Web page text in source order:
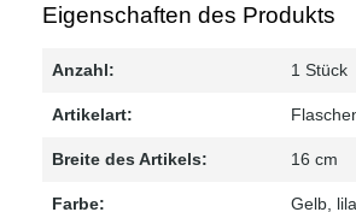
Eigenschaften des Produkts
Anzahl: 1 Stück
Artikelart:
Breite des Artikels: 16 cm
Farbe: Gelb , lila